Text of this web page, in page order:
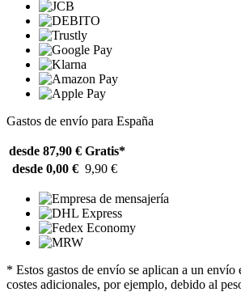
Gastos de envío para España
desde 87,90 € Gratis*
desde 0,00 € 9,90 €
* Estos gastos de envío se aplican a un envío
costes adicionales, por ejemplo, debido al